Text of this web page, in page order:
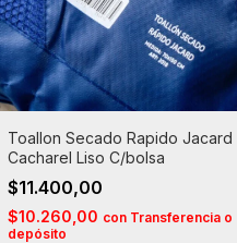
Toallon Secado Rapido Jacard
Cacharel Liso C/bolsa
$11.400,00
$10.260,00 con Transferencia o
depósito